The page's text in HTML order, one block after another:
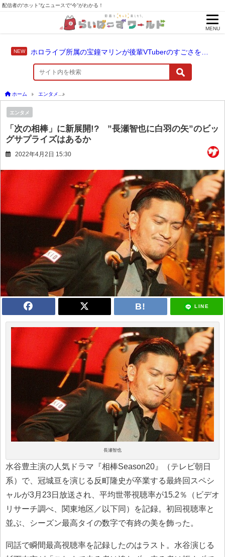
配信者の“ホット”なニュースで“今”がわかる！
MENU
ホーム エンタメ
エンタメ
「次の相棒」に新展開!? ”長瀬智也に白羽の矢”のビッ
グサプライズはあるか
2022年4月2日 15:30
LINE
長瀬智也
水谷豊主演の人気ドラマ『相棒Season20』（テレビ朝日
系）で、冠城亘を演じる反町隆史が卒業する最終回スペシ
ャルが3月23日放送され、平均世帯視聴率が15.2％（ビデオ
リサーチ調べ、関東地区／以下同）を記録。初回視聴率と
並ぶ、シーズン最高タイの数字で有終の美を飾った。
同話で瞬間最高視聴率を記録したのはラスト。水谷演じる